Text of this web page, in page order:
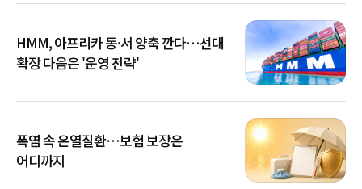
HMM, 아프리카 동·서 양축 깐다…선대
확장 다음은 '운영 전략'
폭염 속 온열질환…보험 보장은
어디까지